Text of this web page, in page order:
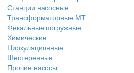
Станции насосные
Трансформаторные МТ
Фекальные погружные
Химические
Циркуляционные
Шестеренные
Прочие насосы